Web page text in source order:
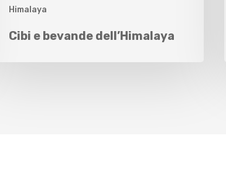
Himalaya
Cibi e bevande dell’Himalaya